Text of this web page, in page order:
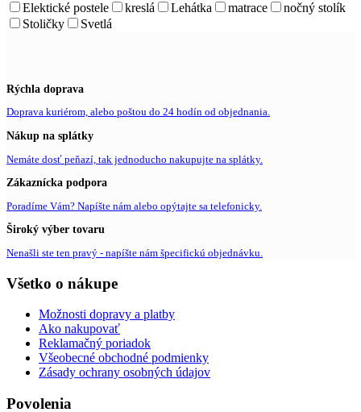
Elektické postele
kreslá Lehátka matrace
nočný stolík
Stoličky
Svetlá
Rýchla doprava
Doprava kuriérom, alebo poštou do 24 hodín od objednania.
Nákup na splátky
Nemáte dosť peňazí, tak jednoducho nakupujte na splátky.
Zákaznícka podpora
Poradíme Vám? Napíšte nám alebo opýtajte sa telefonicky.
Široký výber tovaru
Nenašli ste ten pravý - napíšte nám špecifickú objednávku.
Všetko o nákupe
Možnosti dopravy a platby
Ako nakupovať
Reklamačný poriadok
Všeobecné obchodné podmienky
Zásady ochrany osobných údajov
Povolenia